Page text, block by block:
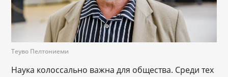
Теуво Пелтониеми
Наука колоссально важна для общества. Среди тех